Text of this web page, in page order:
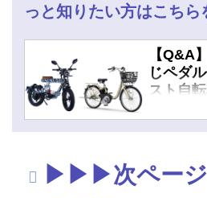
っと知りたい方はこちら
【Q&A
じペダ
スト自
の？ -
▶▶▶次ページ